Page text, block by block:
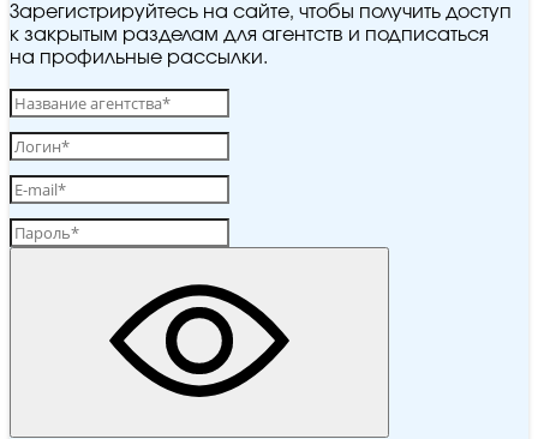
Зарегистрируйтесь на сайте, чтобы получить доступ
к закрытым разделам для агентств и подписаться
на профильные рассылки.